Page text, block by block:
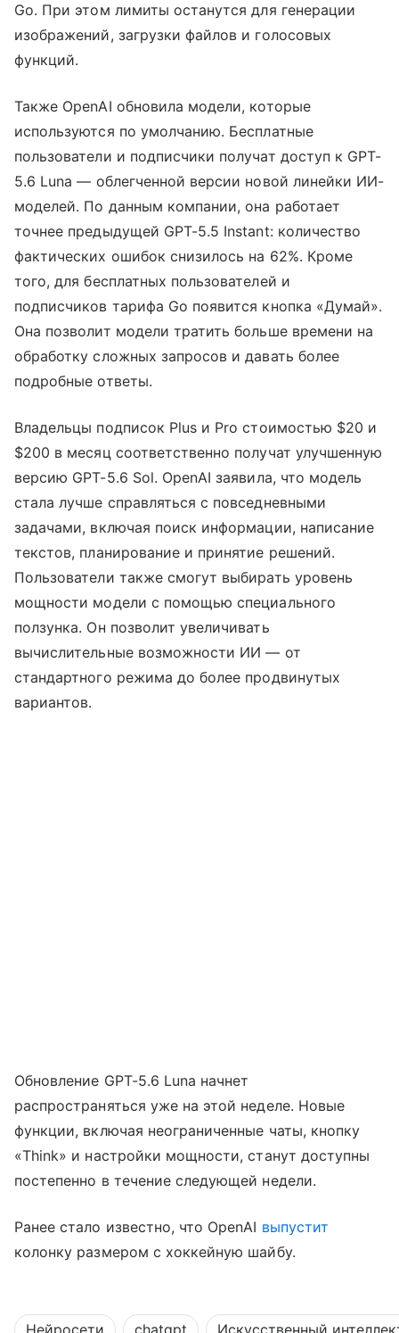
Go. При этом лимиты останутся для генерации
изображений, загрузки файлов и голосовых
функций.
Также OpenAI обновила модели, которые
используются по умолчанию. Бесплатные
пользователи и подписчики получат доступ к GPT-
5.6 Luna — облегченной версии новой линейки ИИ-
моделей. По данным компании, она работает
точнее предыдущей GPT-5.5 Instant: количество
фактических ошибок снизилось на 62%. Кроме
того, для бесплатных пользователей и
подписчиков тарифа Go появится кнопка «Думай».
Она позволит модели тратить больше времени на
обработку сложных запросов и давать более
подробные ответы.
Владельцы подписок Plus и Pro стоимостью $20 и
$200 в месяц соответственно получат улучшенную
версию GPT-5.6 Sol. OpenAI заявила, что модель
стала лучше справляться с повседневными
задачами, включая поиск информации, написание
текстов, планирование и принятие решений.
Пользователи также смогут выбирать уровень
мощности модели с помощью специального
ползунка. Он позволит увеличивать
вычислительные возможности ИИ — от
стандартного режима до более продвинутых
вариантов.
Обновление GPT-5.6 Luna начнет
распространяться уже на этой неделе. Новые
функции, включая неограниченные чаты, кнопку
«Think» и настройки мощности, станут доступны
постепенно в течение следующей недели.
Ранее стало известно, что OpenAI выпустит
колонку размером с хоккейную шайбу.